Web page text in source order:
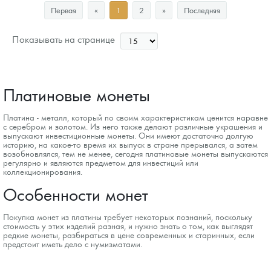
Цена выкупа
187 388 Руб.
Первая « 1 2 » Последняя
Показывать на странице
Платиновые монеты
Платина - металл, который по своим характеристикам ценится наравне
с серебром и золотом. Из него также делают различные украшения и
выпускают инвестиционные монеты. Они имеют достаточно долгую
историю, на какое-то время их выпуск в стране прерывался, а затем
возобновлялся, тем не менее, сегодня платиновые монеты выпускаются
регулярно и являются предметом для инвестиций или
коллекционирования.
Особенности монет
Покупка монет из платины требует некоторых познаний, поскольку
стоимость у этих изделий разная, и нужно знать о том, как выглядят
редкие монеты, разбираться в цене современных и старинных, если
предстоит иметь дело с нумизматами.